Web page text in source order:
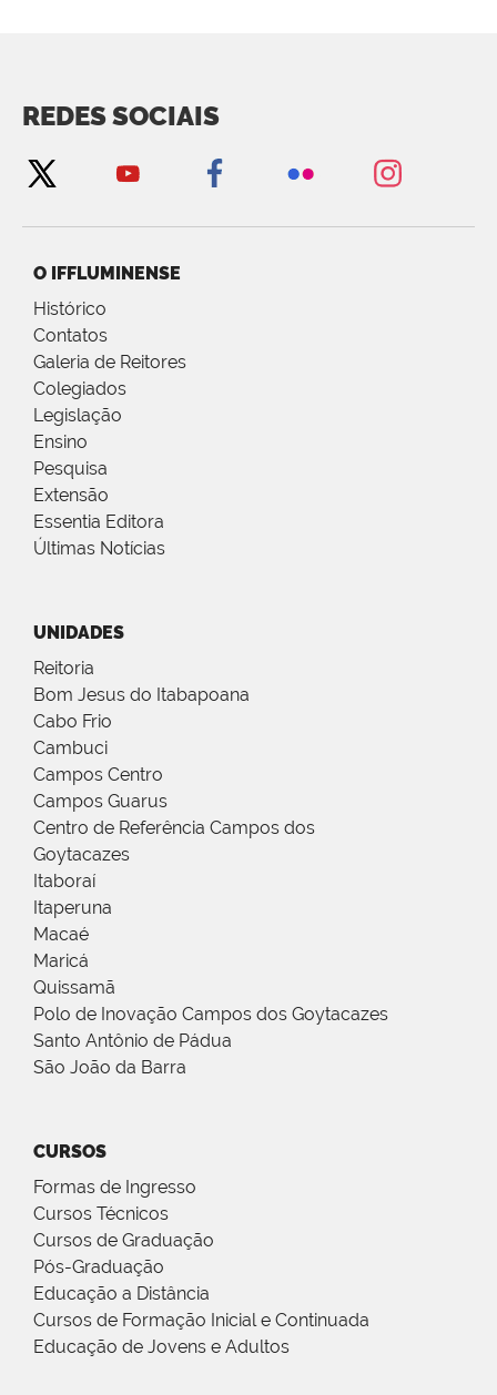
REDES SOCIAIS
O IFFLUMINENSE
Histórico
Contatos
Galeria de Reitores
Colegiados
Legislação
Ensino
Pesquisa
Extensão
Essentia Editora
Últimas Notícias
UNIDADES
Reitoria
Bom Jesus do Itabapoana
Cabo Frio
Cambuci
Campos Centro
Campos Guarus
Centro de Referência Campos dos
Goytacazes
Itaboraí
Itaperuna
Macaé
Maricá
Quissamã
Polo de Inovação Campos dos Goytacazes
Santo Antônio de Pádua
São João da Barra
CURSOS
Formas de Ingresso
Cursos Técnicos
Cursos de Graduação
Pós-Graduação
Educação a Distância
Cursos de Formação Inicial e Continuada
Educação de Jovens e Adultos